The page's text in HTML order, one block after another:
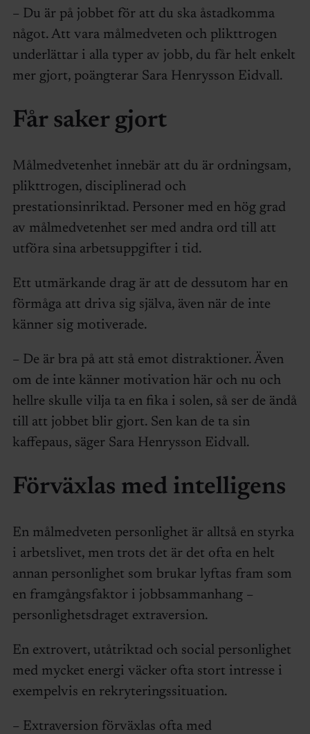
– Du är på jobbet för att du ska åstadkomma
något. Att vara målmedveten och plikttrogen
underlättar i alla typer av jobb, du får helt enkelt
mer gjort, poängterar Sara Henrysson Eidvall.
Får saker gjort
Målmedvetenhet innebär att du är ordningsam,
plikttrogen, disciplinerad och
prestationsinriktad. Personer med en hög grad
av målmedvetenhet ser med andra ord till att
utföra sina arbetsuppgifter i tid.
Ett utmärkande drag är att de dessutom har en
förmåga att driva sig själva, även när de inte
känner sig motiverade.
– De är bra på att stå emot distraktioner. Även
om de inte känner motivation här och nu och
hellre skulle vilja ta en fika i solen, så ser de ändå
till att jobbet blir gjort. Sen kan de ta sin
kaffepaus, säger Sara Henrysson Eidvall.
Förväxlas med intelligens
En målmedveten personlighet är alltså en styrka
i arbetslivet, men trots det är det ofta en helt
annan personlighet som brukar lyftas fram som
en framgångsfaktor i jobbsammanhang –
personlighetsdraget extraversion.
En extrovert, utåtriktad och social personlighet
med mycket energi väcker ofta stort intresse i
exempelvis en rekryteringssituation.
– Extraversion förväxlas ofta med